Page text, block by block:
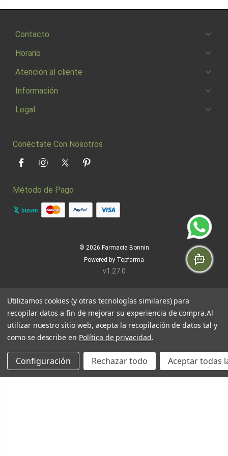
Contacto
Horario
Atención al cliente
Información
Legal
Conéctate Con Nosotros
FacebookInstagramTwitter Pinterest
Método de Pago
© 2026 Farmacia Bonnin
Powered by Topfarma
v1.27.0
Utilizamos cookies (y otras tecnologías similares) para
recopilar datos a fin de mejorar su experiencia de compra.Al
utilizar nuestro sitio web, acepta la recopilación de datos tal y
como se describe en Política de privacidad.
Configuración Rechazar todo Aceptar todas